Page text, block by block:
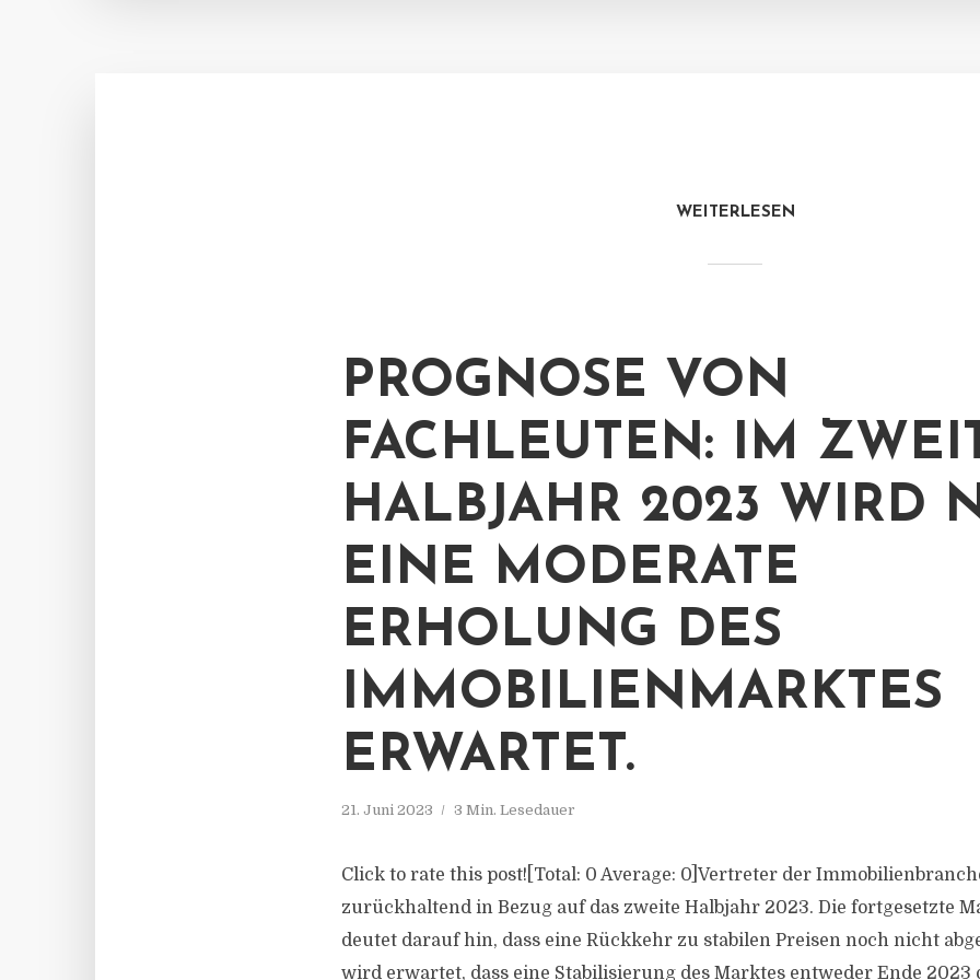
WEITERLESEN
PROGNOSE VON
FACHLEUTEN: IM
HALBJAHR 2023 WIRD
EINE MODERATE
ERHOLUNG DES
IMMOBILIENMARKTES
ERWARTET.
21. Juni 2023 3 Min. Lesedauer
Click to rate this post![Total: 0 Average: 0]Vertreter der
zurückhaltend in Bezug auf das zweite Halbjahr 2023. Die fortgesetzte
deutet darauf hin, dass eine Rückkehr zu stabilen Preisen noch nicht
wird erwartet, dass eine Stabilisierung des Marktes entweder Ende 2023